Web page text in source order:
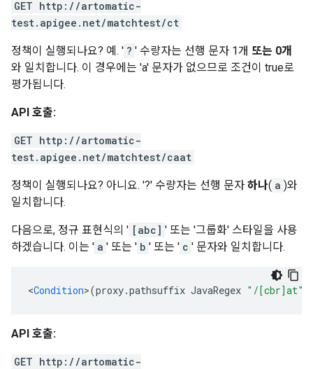
GET http://artomatic-
test.apigee.net/matchtest/ct
정책이 실행되나요? 예. ' ? ' 수량자는 선행 문자 1개 또는 0개
와 일치합니다. 이 경우에는 'a' 문자가 없으므로 조건이 true로
평가됩니다.
API 호출:
GET http://artomatic-
test.apigee.net/matchtest/caat
정책이 실행되나요? 아니요. '?' 수량자는 선행 문자 하나( a )와
일치합니다.
다음으로, 정규 표현식의 ' [abc] ' 또는 '그룹화' 스타일을 사용
하겠습니다. 이는 ' a ' 또는 ' b ' 또는 ' c ' 문자와 일치합니다.
<Condition>(proxy.pathsuffix JavaRegex "/[cbr]at"
API 호출:
GET http://artomatic-